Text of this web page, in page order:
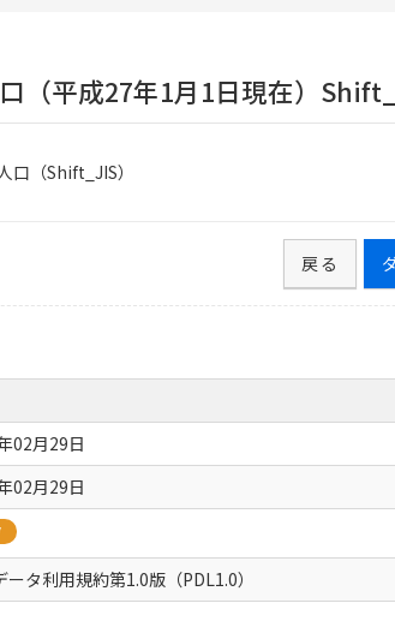
（平成27年1月1日現在）
口（Shift_JIS）
戻る
02月29日
02月29日
ータ利用規約第1.0版（PDL1.0）